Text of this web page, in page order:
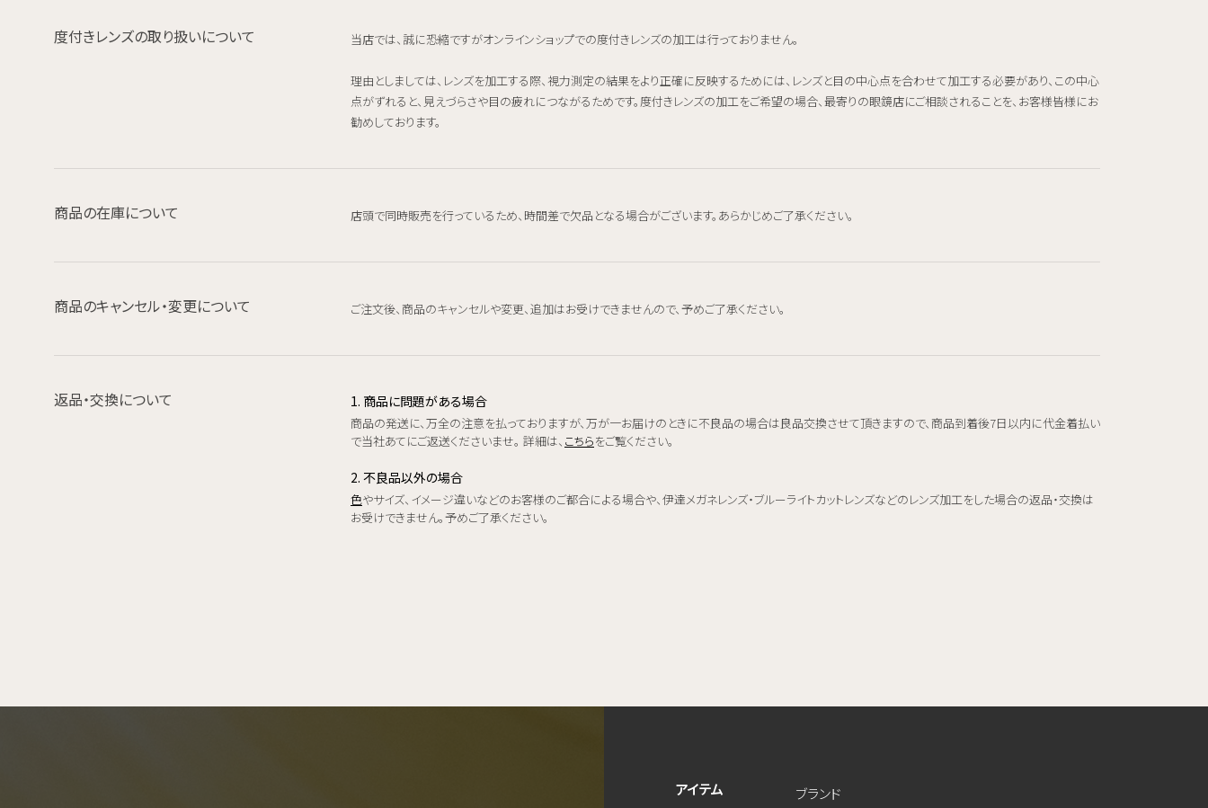
度付きレンズの取り扱いについて 当店では、誠に恐縮ですがオンラインショップでの度付きレンズの加工は行っておりません。
理由としましては、レンズを加工する際、視力測定の結果をより正確に反映するためには、レンズと目の中心点を合わせて加工する必要があり、この中心
点がずれると、見えづらさや目の疲れにつながるためです。度付きレンズの加工をご希望の場合、最寄りの眼鏡店にご相談されることを、お客様皆様にお
勧めしております。
商品の在庫について 店頭で同時販売を行っているため、時間差で欠品となる場合がございます。あらかじめご了承ください。
商品のキャンセル・変更について ご注文後、商品のキャンセルや変更、追加はお受けできませんので、予めご了承ください。
返品・交換について 1. 商品に問題がある場合
商品の発送に、万全の注意を払っておりますが、万が一お届けのときに不良品の場合は良品交換させて頂きますので、商品到着後7日以内に代金着払い
で当社あてにご返送くださいませ。 詳細は、 こちらをご覧ください。
2. 不良品以外の場合
色やサイズ、イメージ違いなどのお客様のご都合による場合や、伊達メガネレンズ・ブルーライトカットレンズなどのレンズ加工をした場合の返品・交換は
お受けできません。予めご了承ください。
アイテム
ブランド